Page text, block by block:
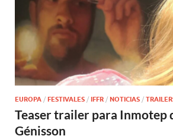
EUROPA / FESTIVALES / IFFR / NOTICIAS /
Teaser trailer para Inmotep
Génisson